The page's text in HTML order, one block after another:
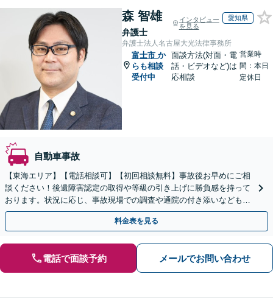
森 智雄
弁護士
インタビュー
を見る
愛知県
弁護士法人名古屋大光法律事務所
富士市 か
らも相談
受付中
面談方法(対面・電
話・ビデオなど)は
応相談
営業時
間：本日
定休日
自動車事故
【東海エリア】【電話相談可】【初回相談無料】事故後お早めにご相
談ください！後遺障害認定の取得や等級の引き上げに勝負感を持って
おります。状況に応じ、事故現場での調査や通院の付き添いなどもサ
ポート。弁護士費用特約を利用可能【休日・夜間面談可】
料金表を見る
電話で面談予約 メールでお問い合わせ